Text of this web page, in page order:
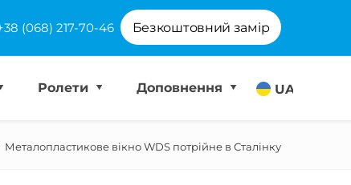
(068) 217-70-46 Безкоштовний замір
UA
Ролети Доповнення
Металопластикове вікно WDS потрійне в Сталінку